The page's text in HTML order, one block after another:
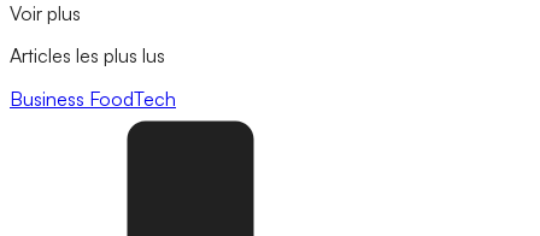
Voir plus
Articles les plus lus
Business FoodTech